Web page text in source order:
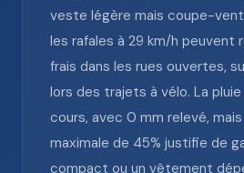
veste légère mais coupe-
les rafales à 29 km/h peuvent
frais dans les rues ouvertes,
lors des trajets à vélo. La pluie
cours, avec 0 mm relevé,
maximale de 45% justifie de
compact ou un vêtement